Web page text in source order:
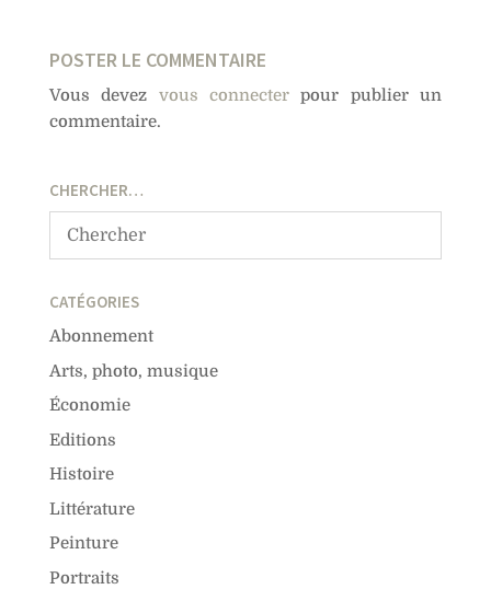
POSTER LE COMMENTAIRE
Vous devez vous connecter pour publier un
commentaire.
CHERCHER…
CATÉGORIES
Abonnement
Arts, photo, musique
Économie
Editions
Histoire
Littérature
Peinture
Portraits